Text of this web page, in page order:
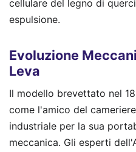
cellulare del legno di
espulsione.
Evoluzione
Leva
Il modello brevettato nel
come l'amico del
industriale per la sua
meccanica. Gli esperti